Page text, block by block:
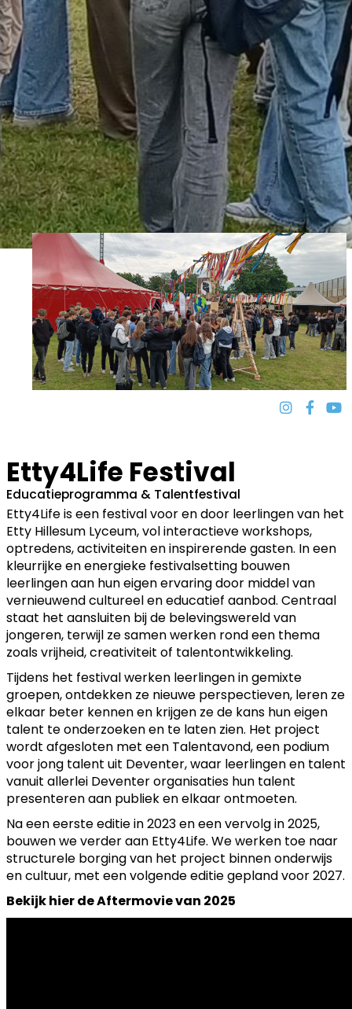
Etty4Life Festival
Educatieprogramma & Talentfestival
Etty4Life is een festival voor en door leerlingen van het
Etty Hillesum Lyceum, vol interactieve workshops,
optredens, activiteiten en inspirerende gasten. In een
kleurrijke en energieke festivalsetting bouwen
leerlingen aan hun eigen ervaring door middel van
vernieuwend cultureel en educatief aanbod. Centraal
staat het aansluiten bij de belevingswereld van
jongeren, terwijl ze samen werken rond een thema
zoals vrijheid, creativiteit of talentontwikkeling.
Tijdens het festival werken leerlingen in gemixte
groepen, ontdekken ze nieuwe perspectieven, leren ze
elkaar beter kennen en krijgen ze de kans hun eigen
talent te onderzoeken en te laten zien. Het project
wordt afgesloten met een Talentavond, een podium
voor jong talent uit Deventer, waar leerlingen en talent
vanuit allerlei Deventer organisaties hun talent
presenteren aan publiek en elkaar ontmoeten.
Na een eerste editie in 2023 en een vervolg in 2025,
bouwen we verder aan Etty4Life. We werken toe naar
structurele borging van het project binnen onderwijs
en cultuur, met een volgende editie gepland voor 2027.
Bekijk hier de Aftermovie van 2025